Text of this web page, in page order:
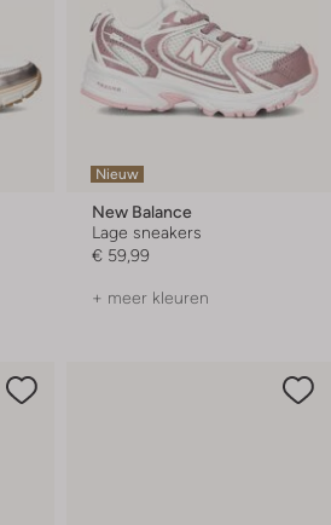
Nieuw
New Balance
Lage sneakers
€ 59,99
+ meer kleuren